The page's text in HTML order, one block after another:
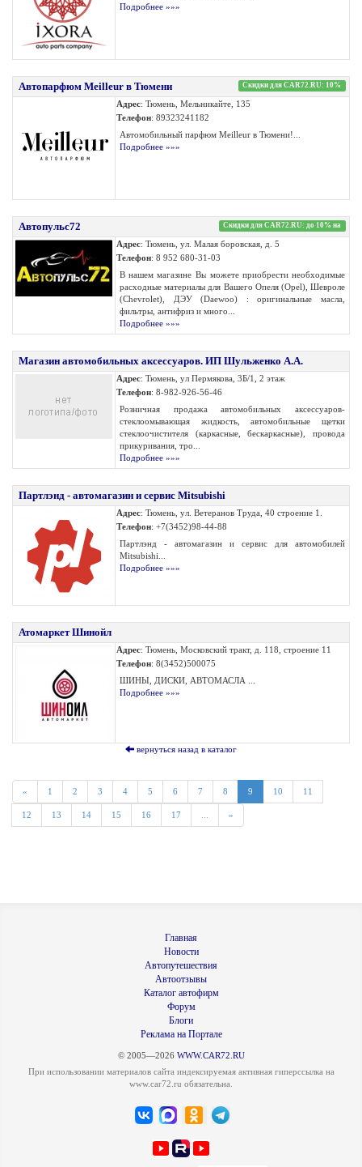
Подробнее »»»
Автопарфюм Meilleur в Тюмени Скидки для CAR72.RU: 10%
Адрес: Тюмень, Мельникайте, 135
Телефон: 89323241182
Автомобильный парфюм Meilleur в Тюмени!...
Подробнее »»»
Автопульс72 Скидки для CAR72.RU: до 10% на
Адрес: Тюмень, ул. Малая боровская, д. 5
Телефон: 8 952 680-31-03
В нашем магазине Вы можете приобрести необходимые
расходные материалы для Вашего Опеля (Opel), Шевроле
(Сhevrolet), ДЭУ (Daewoo) : оригинальные масла,
фильтры, антифриз и много...
Подробнее »»»
Магазин автомобильных аксессуаров. ИП Шульженко А.А.
Адрес: Тюмень, ул Пермякова, 3Б/1, 2 этаж
Телефон: 8-982-926-56-46
Розничная продажа автомобильных аксессуаров-
стеклоомывающая жидкость, автомобильные щетки
стеклоочистителя (каркасные, бескаркасные), провода
прикуривания, тро...
Подробнее »»»
Партлэнд - автомагазин и сервис Mitsubishi
Адрес: Тюмень, ул. Ветеранов Труда, 40 строение 1.
Телефон: +7(3452)98-44-88
Партлэнд - автомагазин и сервис для автомобилей
Mitsubishi...
Подробнее »»»
Атомаркет Шинойл
Адрес: Тюмень, Московский тракт, д. 118, строение 11
Телефон: 8(3452)500075
ШИНЫ, ДИСКИ, АВТОМАСЛА ...
Подробнее »»»
вернуться назад в каталог
« 1 2 3 4 5 6 7 8 9 10 11
12 13 14 15 16 17 »
Главная
Новости
Автопутешествия
Автоотзывы
Каталог автофирм
Форум
Блоги
Реклама на Портале
© 2005—2026 WWW.CAR72.RU
При использовании материалов сайта индексируемая активная гиперссылка на
www.car72.ru обязательна.